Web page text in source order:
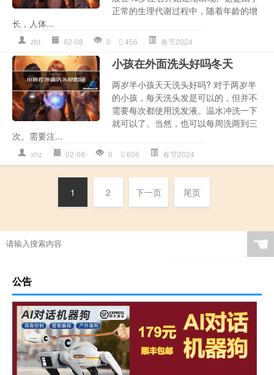
正常的生理代谢过程中，随着年龄的增
长，人体...
zbt 02-08 0 456 春节2024
小孩在外面洗头好吗冬天
两岁半小孩天天洗头好吗? 对于两岁半
的小孩，每天洗头发是可以的，但并不
需要每次都使用洗发液。温水冲洗一下
就可以了。当然，也可以每周洗两到三
次。需要注...
xhz 02-08 0 606 春节2024
1 2 下一页 尾页
☚
公告